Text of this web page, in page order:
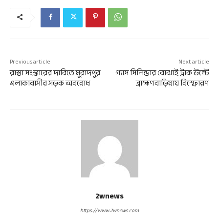
Previous article
রাস্তা সংস্কারের দাবিতে মুরাদপুর
এলাকাবাসীর সড়ক অবরোধ
Next article
গ্যাস সিলিন্ডার বোঝাই ট্রাক উল্টে
ব্রাহ্মণবাড়িয়ায় বিস্ফোরণ
2wnews
https://www.2wnews.com